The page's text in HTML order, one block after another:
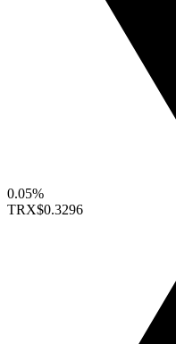
0.05%
TRX$0.3296